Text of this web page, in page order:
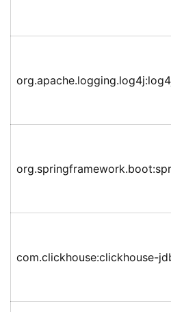
com.clickhouse:clickhouse-